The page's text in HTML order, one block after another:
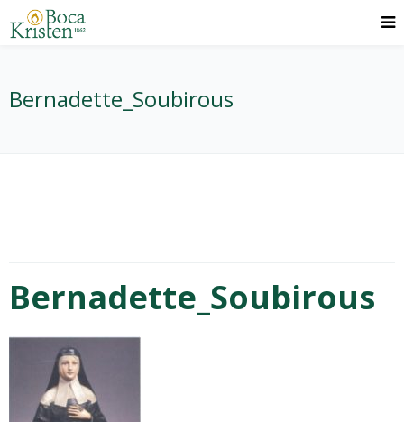
Bernadette_Soubirous
Bernadette_Soubirous